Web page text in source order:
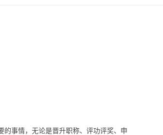
事情，无论是晋升职称、评功评奖、申